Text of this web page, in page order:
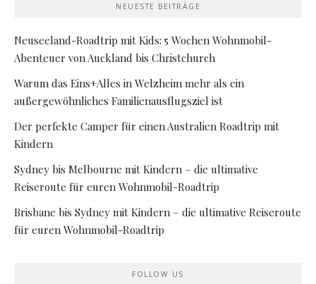
NEUESTE BEITRÄGE
Neuseeland-Roadtrip mit Kids: 5 Wochen Wohnmobil-
Abenteuer von Auckland bis Christchurch
Warum das Eins+Alles in Welzheim mehr als ein
außergewöhnliches Familienausflugsziel ist
Der perfekte Camper für einen Australien Roadtrip mit
Kindern
Sydney bis Melbourne mit Kindern – die ultimative
Reiseroute für euren Wohnmobil-Roadtrip
Brisbane bis Sydney mit Kindern – die ultimative Reiseroute
für euren Wohnmobil-Roadtrip
FOLLOW US